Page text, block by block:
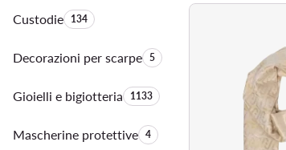
CustodieQuantità di prodotti:
134
Decorazioni per scarpeQuantità di prodotti:
5
Gioielli e bigiotteriaQuantità di prodotti:
1133
Mascherine protettiveQuantità di prodotti:
4